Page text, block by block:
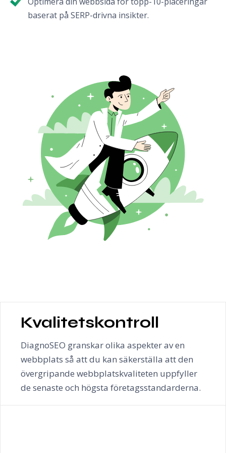
baserat på SERP-drivna insikter.
Kvalitetskontroll
DiagnoSEO granskar olika aspekter av en
webbplats så att du kan säkerställa att den
övergripande webbplatskvaliteten uppfyller
de senaste och högsta företagsstandarderna.